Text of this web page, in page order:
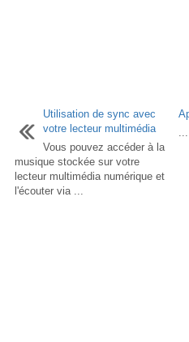
Utilisation de sync avec
votre lecteur multimédia
Vous pouvez accéder à la
musique stockée sur votre
lecteur multimédia numérique et
l'écouter via ...